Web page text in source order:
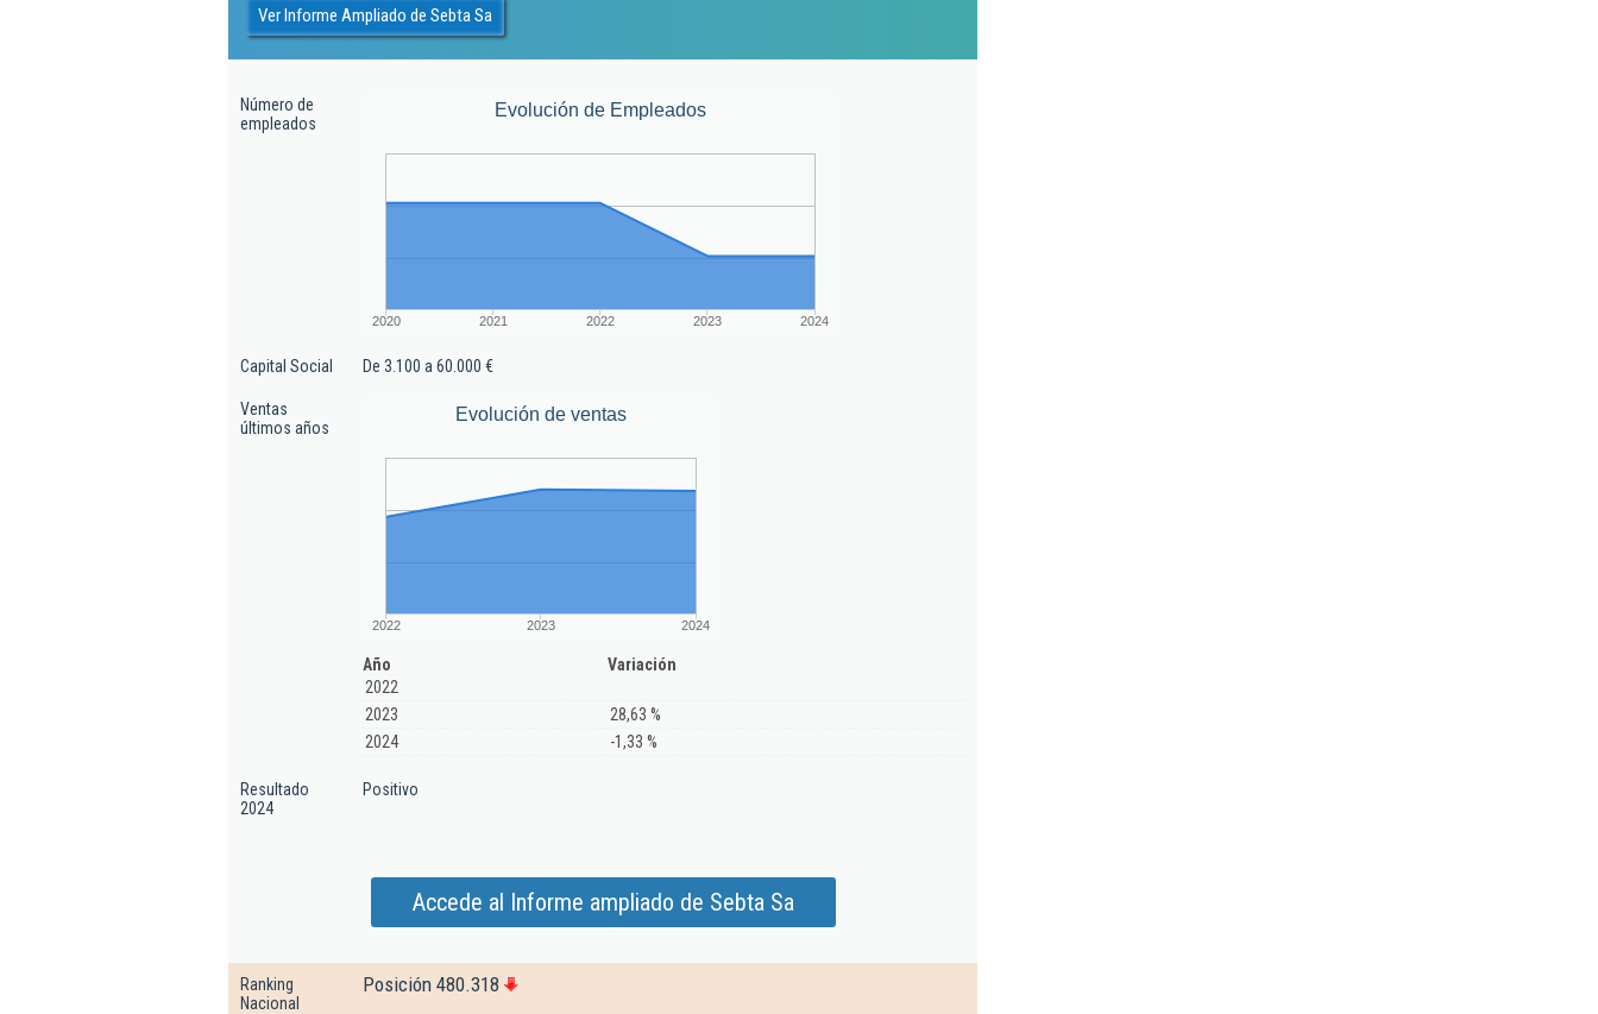
Ver Informe Ampliado de Sebta Sa
Número de
empleados
Evolución de Empleados
2020 2021 2022 2023 2024
Capital Social De 3.100 a 60.000 €
Ventas
últimos años
Evolución de ventas
2022 2023 2024
Año
Variación
2022
2023
28,63 %
2024
-1,33 %
Resultado
2024
Positivo
Accede al Informe ampliado de Sebta Sa
Ranking
Nacional
Posición 480.318